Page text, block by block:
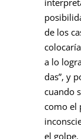
de los
a lo
das”, y
cuando
como el
el golpe.